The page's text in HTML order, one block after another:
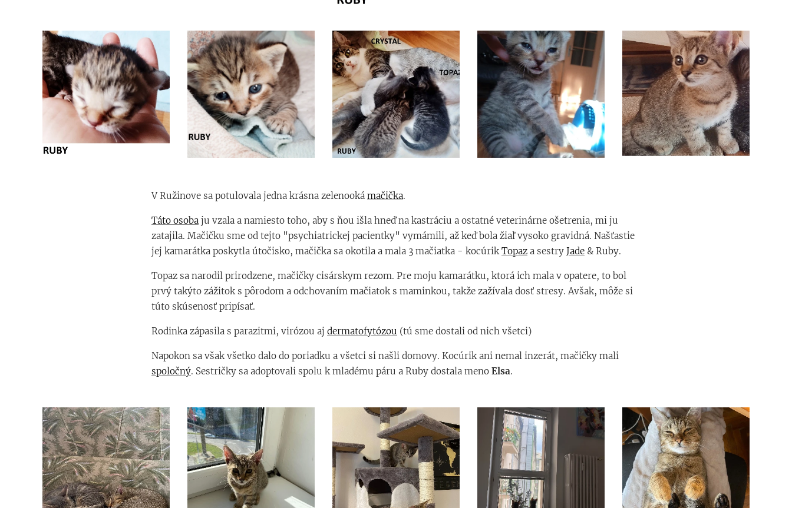
V Ružinove sa potulovala jedna krásna zelenooká mačička.
Táto osoba ju vzala a namiesto toho, aby s ňou išla hneď na kastráciu a ostatné veterinárne ošetrenia, mi ju
zatajila. Mačičku sme od tejto "psychiatrickej pacientky" vymámili, až keď bola žiaľ vysoko gravidná. Našťastie
jej kamarátka poskytla útočisko, mačička sa okotila a mala 3 mačiatka - kocúrikTopaz a sestry Jade & Ruby.
Topaz sa narodil prirodzene, mačičky cisárskym rezom. Pre moju kamarátku, ktorá ich mala v opatere, to bol
prvý takýto zážitok s pôrodom a odchovaním mačiatok s maminkou, takže zažívala dosť stresy. Avšak, môže si
túto skúsenosť pripísať.
Rodinka zápasila s parazitmi, virózou aj dermatofytózou (tú sme dostali od nich všetci) 🙈
Napokon sa však všetko dalo do poriadku a všetci si našli domovy. Kocúrik ani nemal inzerát, mačičky mali
spoločný. Sestričky sa adoptovali spolu k mladému páru a Ruby dostala meno Elsa.